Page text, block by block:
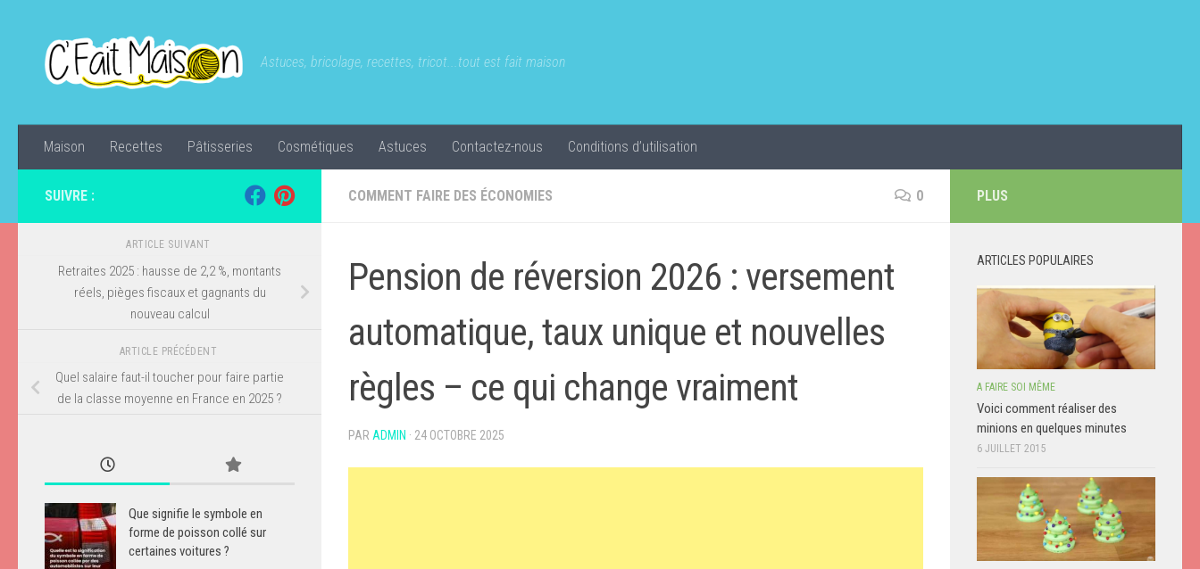
Astuces, bricolage, recettes, tricot...tout est fait maison
Maison Recettes Pâtisseries Cosmétiques Astuces Contactez-nous Conditions d’utilisation
COMMENT FAIRE DES ÉCONOMIES 0
Pension de réversion 2026 : versement
automatique, taux unique et nouvelles
règles – ce qui change vraiment
PAR ADMIN · 24 OCTOBRE 2025
SUIVRE :
ARTICLE SUIVANT
Retraites 2025 : hausse de 2,2 %, montants
réels, pièges fiscaux et gagnants du
nouveau calcul
ARTICLE PRÉCÉDENT
Quel salaire faut-il toucher pour faire partie
de la classe moyenne en France en 2025 ?
Que signifie le symbole en
forme de poisson collé sur
certaines voitures ?
PLUS
ARTICLES POPULAIRES
A FAIRE SOI MÊME
Voici comment réaliser des
minions en quelques minutes
6 JUILLET 2015